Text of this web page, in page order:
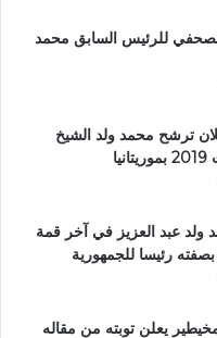
الصحفي للرئيس السابق محمد
ترشح محمد ولد الشيخ
ولد عبد العزيز في آخر قمة
رئيسا للجمهورية
يعلن توبته من مقاله